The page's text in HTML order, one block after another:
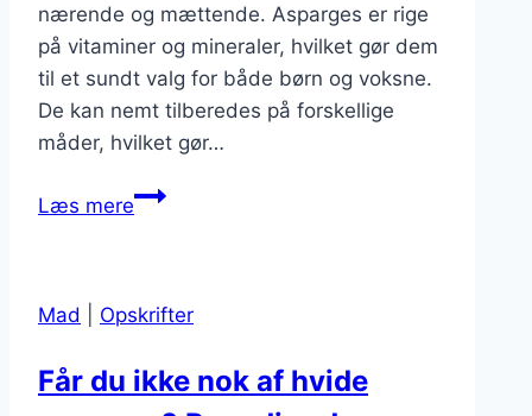
nærende og mættende. Asparges er rige
på vitaminer og mineraler, hvilket gør dem
til et sundt valg for både børn og voksne.
De kan nemt tilberedes på forskellige
måder, hvilket gør…
Læs mereHvide
der
Mad Opskrifter
Får du ikke nok af hvide